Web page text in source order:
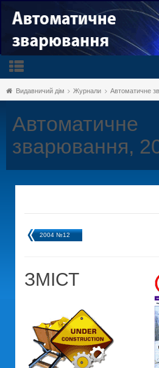
Видавничий дім Журнали Автоматичне
Автоматичне
зварювання,
2004 №12
ЗМІСТ